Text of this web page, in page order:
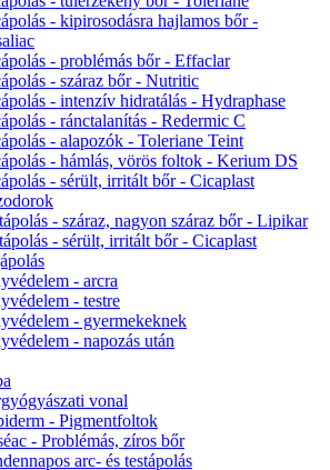
- kipirosodásra hajlamos bőr -
- problémás bőr - Effaclar
- száraz bőr - Nutritic
- intenzív hidratálás - Hydraphase
- ránctalanítás - Redermic C
- alapozók - Toleriane Teint
- hámlás, vörös foltok - Kerium DS
- sérült, irritált bőr - Cicaplast
- száraz, nagyon száraz bőr - Lipikar
- sérült, irritált bőr - Cicaplast
- arcra
- testre
- gyermekeknek
- napozás után
vonal
- Pigmentfoltok
- Problémás, zíros bőr
arc- és testápolás